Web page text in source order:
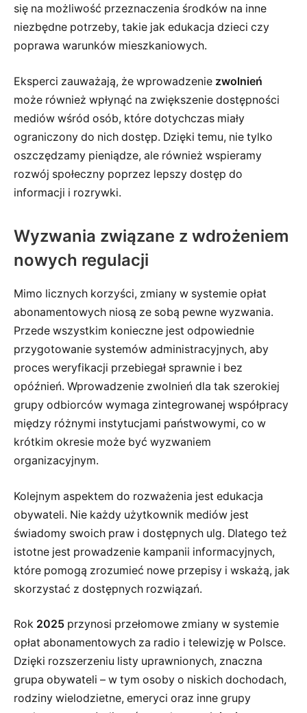
się na możliwość przeznaczenia środków na inne
niezbędne potrzeby, takie jak edukacja dzieci czy
poprawa warunków mieszkaniowych.
Eksperci zauważają, że wprowadzenie zwolnień
może również wpłynąć na zwiększenie dostępności
mediów wśród osób, które dotychczas miały
ograniczony do nich dostęp. Dzięki temu, nie tylko
oszczędzamy pieniądze, ale również wspieramy
rozwój społeczny poprzez lepszy dostęp do
informacji i rozrywki.
Wyzwania związane z wdrożeniem
nowych regulacji
Mimo licznych korzyści, zmiany w systemie opłat
abonamentowych niosą ze sobą pewne wyzwania.
Przede wszystkim konieczne jest odpowiednie
przygotowanie systemów administracyjnych, aby
proces weryfikacji przebiegał sprawnie i bez
opóźnień. Wprowadzenie zwolnień dla tak szerokiej
grupy odbiorców wymaga zintegrowanej współpracy
między różnymi instytucjami państwowymi, co w
krótkim okresie może być wyzwaniem
organizacyjnym.
Kolejnym aspektem do rozważenia jest edukacja
obywateli. Nie każdy użytkownik mediów jest
świadomy swoich praw i dostępnych ulg. Dlatego też
istotne jest prowadzenie kampanii informacyjnych,
które pomogą zrozumieć nowe przepisy i wskażą, jak
skorzystać z dostępnych rozwiązań.
Rok 2025 przynosi przełomowe zmiany w systemie
opłat abonamentowych za radio i telewizję w Polsce.
Dzięki rozszerzeniu listy uprawnionych, znaczna
grupa obywateli – w tym osoby o niskich dochodach,
rodziny wielodzietne, emeryci oraz inne grupy